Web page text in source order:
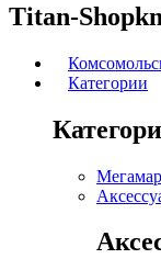
Titan-
Категории